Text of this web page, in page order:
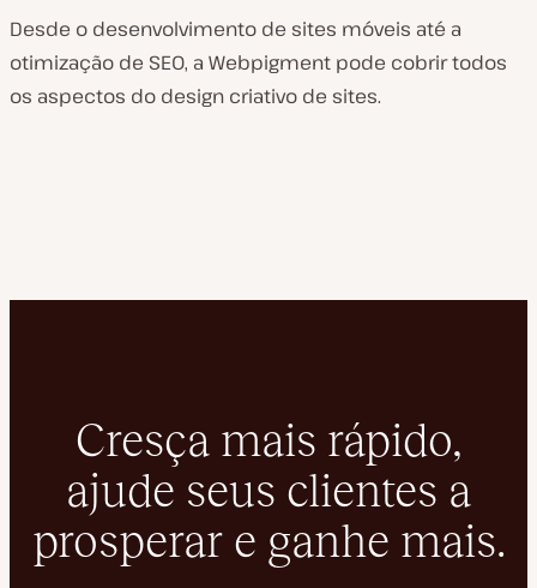
Desde o desenvolvimento de sites móveis até a
otimização de SEO, a Webpigment pode cobrir todos
os aspectos do design criativo de sites.
Cresça mais rápido,
ajude seus clientes a
prosperar e ganhe mais.